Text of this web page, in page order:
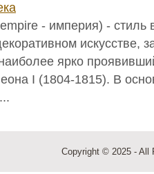
- империя) - стиль
искусстве,
ярко
I (1804-1815). В
Copyright © 2025 - All